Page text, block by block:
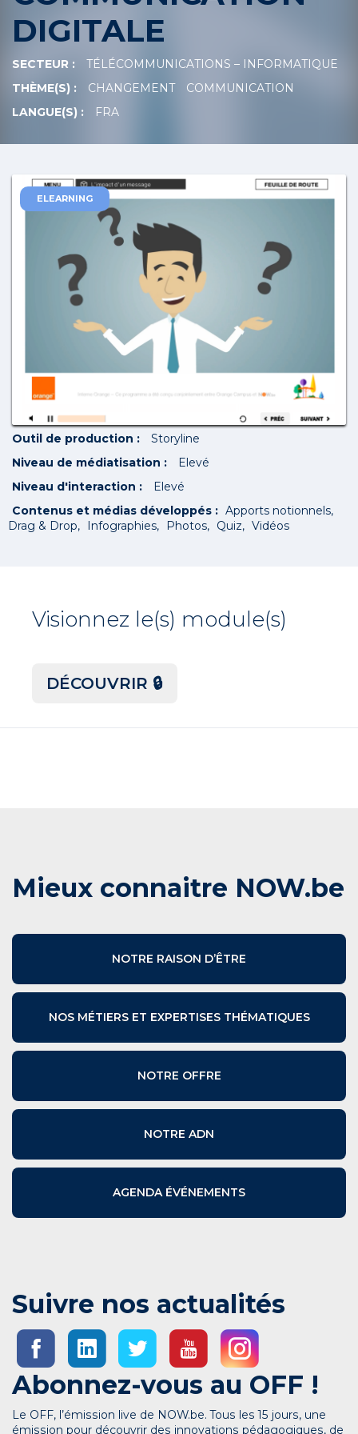
ELEARNING
DIGITALE
SECTEUR :
TÉLÉCOMMUNICATIONS – INFORMATIQUE
THÈME(S) :
CHANGEMENT
COMMUNICATION
LANGUE(S) :
FRA
Outil de production :
Storyline
Niveau de médiatisation :
Elevé
Niveau d'interaction :
Elevé
Contenus et médias développés : Apports notionnels
Drag & Drop
Infographies Photos Quiz Vidéos
Visionnez le(s) module(s)
DÉCOUVRIR 🔒
Mieux connaitre NOW.be
NOTRE RAISON D’ÊTRE
NOS MÉTIERS ET EXPERTISES THÉMATIQUES
NOTRE OFFRE
NOTRE ADN
AGENDA ÉVÉNEMENTS
Suivre nos actualités
Abonnez-vous au OFF !
Le OFF, l’émission live de NOW.be. Tous les 15 jours, une
émission pour découvrir des innovations pédagogiques, de